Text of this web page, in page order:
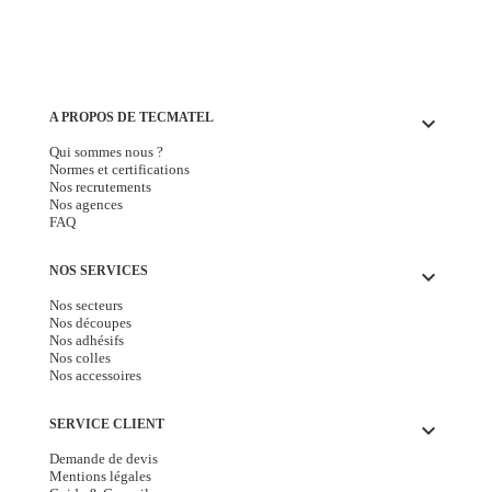
A PROPOS DE TECMATEL keyboard_arrow_down
Qui sommes nous ?
Normes et certifications
Nos recrutements
Nos agences
FAQ
NOS SERVICES keyboard_arrow_down
Nos secteurs
Nos découpes
Nos adhésifs
Nos colles
Nos accessoires
SERVICE CLIENT keyboard_arrow_down
Demande de devis
Mentions légales